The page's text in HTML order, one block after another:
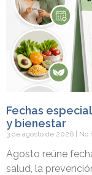
Fechas
y bienestar
3 de agosto de 2026 No
Agosto reúne
salud, la